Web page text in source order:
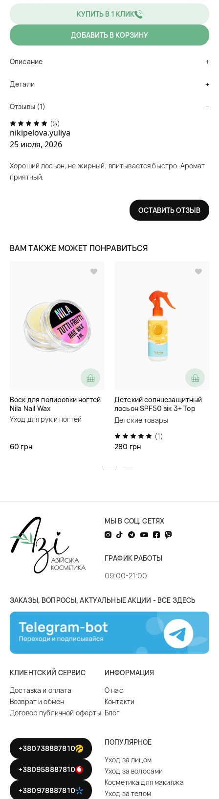
КУПИТЬ В 1 КЛИК
ДОБАВИТЬ В КОРЗИНУ
Описание
Детали
Отзывы (1)
(5)
nikipelova.yuliya
25 июля, 2026
Хороший лосьон, не жирный, впитывается быстро. Аромат
приятный.
ОСТАВИТЬ ОТЗЫВ
ВАМ ТАКЖЕ МОЖЕТ ПОНРАВИТЬСЯ
Воск для полировки ногтей
Nila Nail Wax
Уход для рук и ногтей
60 грн
Детский солнцезащитный
лосьон SPF50 вік 3+ Top
Beauty
Детские товары
(1)
280 грн
МЫ В СОЦ. СЕТЯХ
ГРАФИК РАБОТЫ
09:00-21:00
ЗАКАЗЫ, ВОПРОСЫ, АКТУАЛЬНЫЕ АКЦИИ - ВСЕ ЗДЕСЬ
КЛИЕНТСКИЙ СЕРВИС
Доставка и оплата
Возврат и обмен
Договор публичной оферты
ИНФОРМАЦИЯ
О нас
Контакти
Блог
+380738887810
+380958887810
+380978887810
ПОПУЛЯРНОЕ
Уход за лицом
Уход за волосами
Косметика для макияжа
Уход за телом